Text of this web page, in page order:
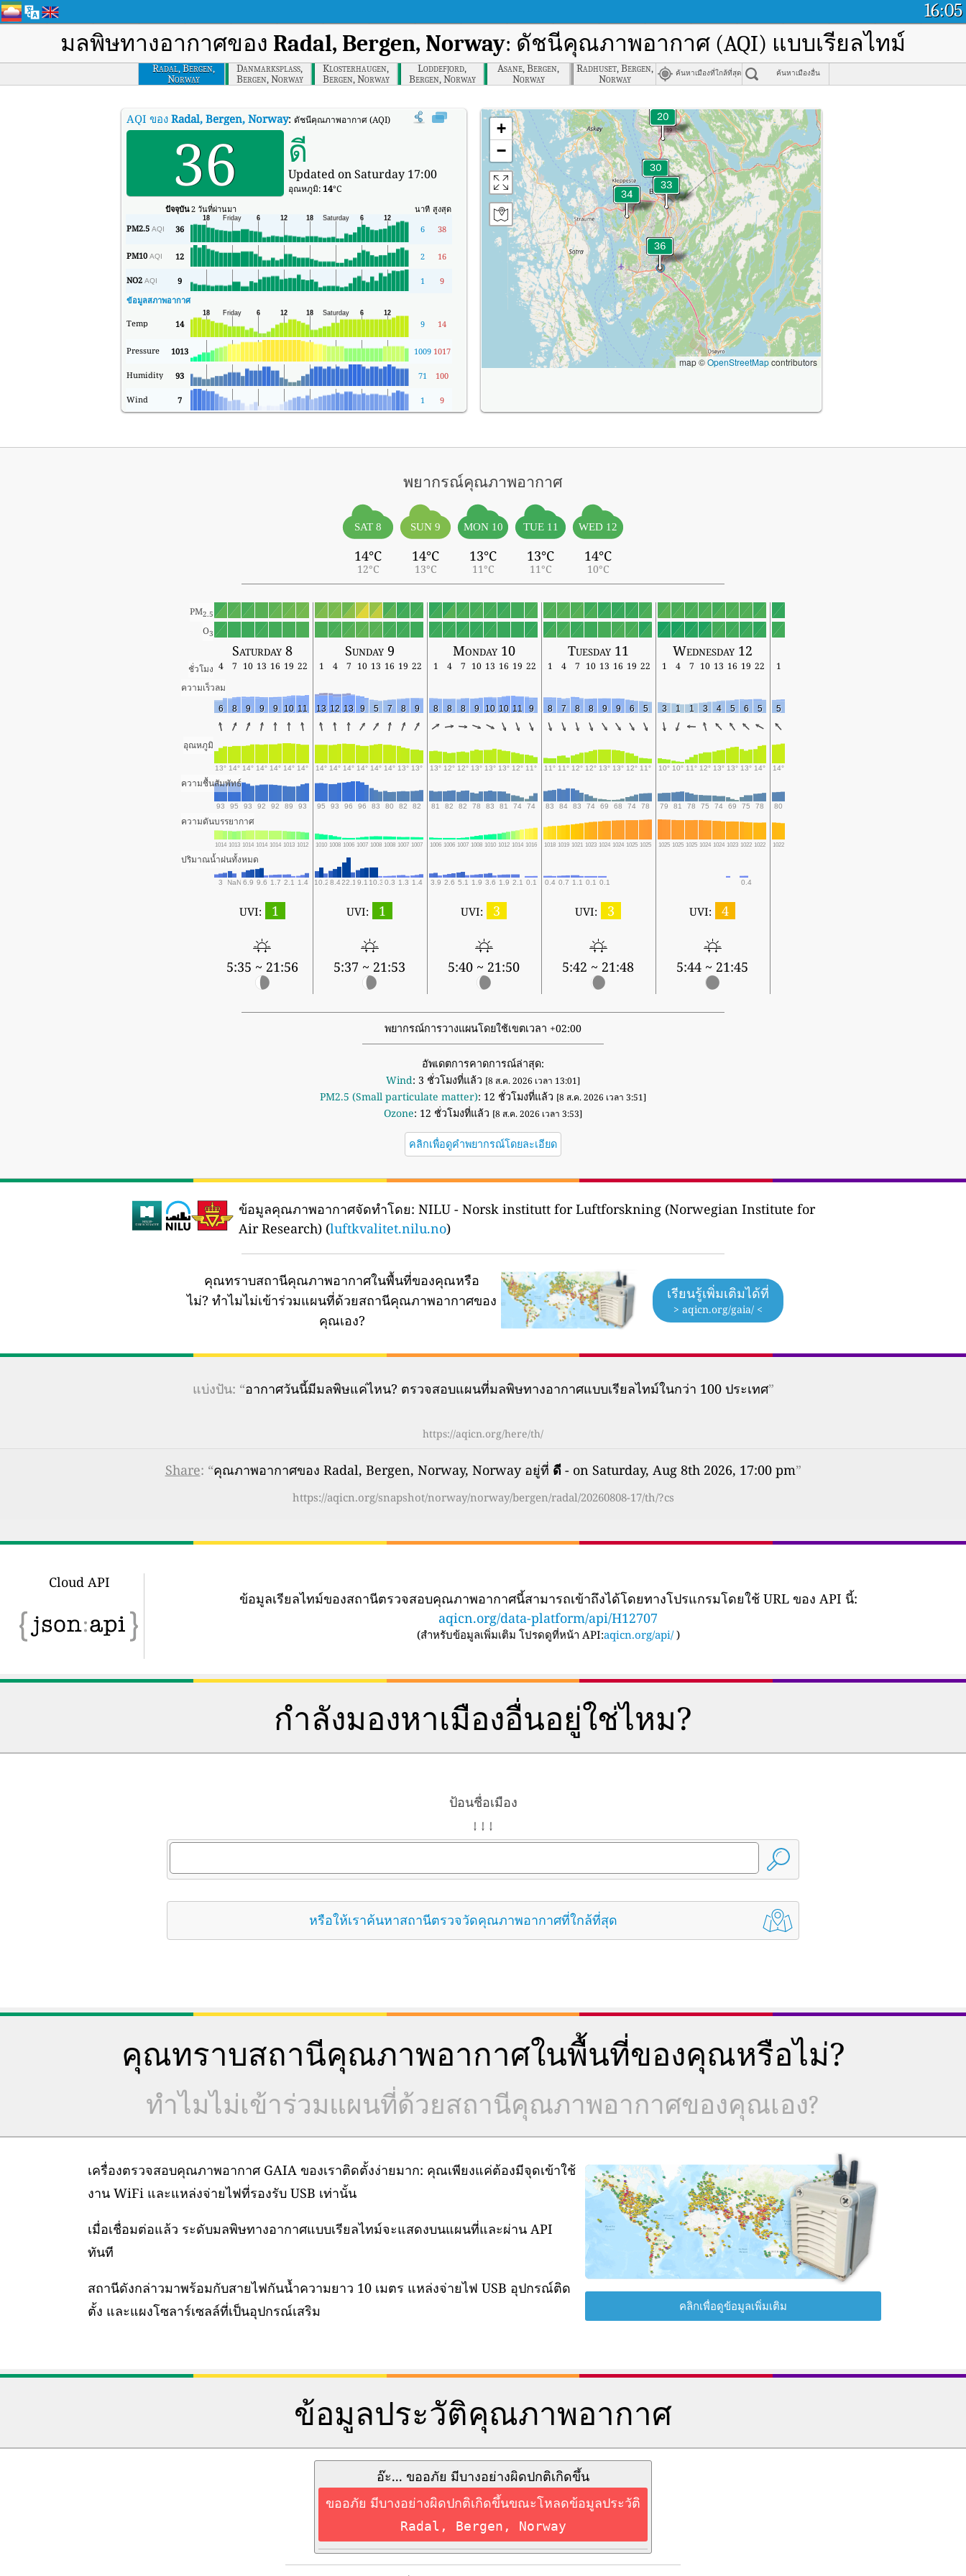
16:05
มลพิษทางอากาศของ Radal, Bergen, Norway: ดัชนีคุณภาพอากาศ (AQI) แบบเรียลไทม์
Radal, Bergen,
Norway
Danmarksplass,
Bergen, Norway
Klosterhaugen,
Bergen, Norway
Loddefjord,
Bergen, Norway
Asane, Bergen,
Norway
Radhuset, Bergen,
Norway
ค้นหาเมืองที่ใกล้ที่สุด ค้นหาเมืองอื่น
AQI ของ Radal, Bergen, Norway: ดัชนีคุณภาพอากาศ (AQI) แบบเรียลไทม์ของ Radal, Bergen, Norway
36 ดี
Updated on Saturday 17:00
อุณหภูมิ: 14°C
ปัจจุบัน2 วันที่ผ่านมา นาที สูงสุด
PM2.5 AQI 36 6 38
PM10 AQI 12 2 16
NO2 AQI 9 1
9
ข้อมูลสภาพอากาศ
Temp 14 9 14
Pressure 1013 1009 1017
Humidity 93 71 100
Wind 7 1 9
+
−
map ©OpenStreetMapcontributors
พยากรณ์คุณภาพอากาศ
SAT 8
14°C
12°C
SUN 9
14°C
13°C
MON 10
13°C
11°C
TUE 11
13°C
11°C
WED 12
14°C
10°C
PM2.5
O3
Saturday 8 Sunday 9 Monday 10 Tuesday 11 Wednesday 12
ชั่วโมง 4 7 10 13 16 19 22 1 4 7 10 13 16 19 22 1 4 7 10 13 16 19 22 1 4 7 10 13 16 19 22 1 4 7 10 13 16 19 22
1
ความเร็วลม
6 8 9 9 9 10 11 13 12 13 9 5 7 8 9 8 8 8 9 10 10 11 9 8 7 8 8 9 9 6 5 3 1 1 3 4 5 6 5 5
อุณหภูมิ
13° 14° 14° 14° 14° 14° 14° 14° 14° 14° 14° 14° 14° 13° 13° 13° 12° 12° 13° 13° 13° 12° 11° 11° 11° 12° 12° 13° 13° 12° 11° 10° 10° 11° 12° 13° 13° 13° 14° 14°
ความชื้นสัมพัทธ์
93 95 93 92 92 89 93 95 93 96 96 83 80 82 82 81 82 82 78 83 81 74 74 83 84 83 74 69 68 74 78 79 81 78 75 74 69 75 78 80
ความดันบรรยากาศ
1014 1013 1014 1014 1014 1013 1012 1010 1008 1006 1007 1008 1008 1007 1007 1006 1006 1007 1008 1010 1012 1014 1016 1018 1019 1021 1023 1024 1024 1025 1025 1025 1025 1025 1024 1024 1023 1022 1022 1022
ปริมาณน้ำฝนทั้งหมด
3 NaN 6.9 9.6 1.7 2.1 1.4 10.2 8.4 22.1 9.1 10.3 0.3 1.3 1.4 3.9 2.6 5.1 1.9 3.6 1.9 2.1 0.1 0.4 0.7 1.1 0.1 0.1 0.4
UVI: 1
5:35 ~ 21:56
UVI: 1
5:37 ~ 21:53
UVI: 3
5:40 ~ 21:50
UVI: 3
5:42 ~ 21:48
UVI: 4
5:44 ~ 21:45
พยากรณ์การวางแผนโดยใช้เขตเวลา +02:00
อัพเดตการคาดการณ์ล่าสุด:
Wind: 3 ชั่วโมงที่แล้ว [8 ส.ค. 2026 เวลา 13:01]
PM2.5 (Small particulate matter): 12 ชั่วโมงที่แล้ว [8 ส.ค. 2026 เวลา 3:51]
Ozone: 12 ชั่วโมงที่แล้ว [8 ส.ค. 2026 เวลา 3:53]
คลิกเพื่อดูคำพยากรณ์โดยละเอียด
ข้อมูลคุณภาพอากาศจัดทำโดย: NILU - Norsk institutt for Luftforskning (Norwegian Institute for
Air Research) (luftkvalitet.nilu.no)
คุณทราบสถานีคุณภาพอากาศในพื้นที่ของคุณหรือ
ไม่? ทำไมไม่เข้าร่วมแผนที่ด้วยสถานีคุณภาพอากาศของ
คุณเอง?
เรียนรู้เพิ่มเติมได้ที่
> aqicn.org/gaia/ <
แบ่งปัน: “อากาศวันนี้มีมลพิษแค่ไหน? ตรวจสอบแผนที่มลพิษทางอากาศแบบเรียลไทม์ในกว่า 100 ประเทศ”
https://aqicn.org/here/th/
Share: “คุณภาพอากาศของ Radal, Bergen, Norway, Norway อยู่ที่ ดี- on Saturday, Aug 8th 2026, 17:00 pm”
https://aqicn.org/snapshot/norway/norway/bergen/radal/20260808-17/th/?cs
Cloud API
ข้อมูลเรียลไทม์ของสถานีตรวจสอบคุณภาพอากาศนี้สามารถเข้าถึงได้โดยทางโปรแกรมโดยใช้ URL ของ API นี้:
aqicn.org/data-platform/api/H12707
(สำหรับข้อมูลเพิ่มเติม โปรดดูที่หน้า API:aqicn.org/api/ )
กำลังมองหาเมืองอื่นอยู่ใช่ไหม?
ป้อนชื่อเมือง
↓ ↓ ↓
หรือให้เราค้นหาสถานีตรวจวัดคุณภาพอากาศที่ใกล้ที่สุด
คุณทราบสถานีคุณภาพอากาศในพื้นที่ของคุณหรือไม่?
ทำไมไม่เข้าร่วมแผนที่ด้วยสถานีคุณภาพอากาศของคุณเอง?
เครื่องตรวจสอบคุณภาพอากาศ GAIA ของเราติดตั้งง่ายมาก: คุณเพียงแค่ต้องมีจุดเข้าใช้
งาน WiFi และแหล่งจ่ายไฟที่รองรับ USB เท่านั้น
เมื่อเชื่อมต่อแล้ว ระดับมลพิษทางอากาศแบบเรียลไทม์จะแสดงบนแผนที่และผ่าน API
ทันที
สถานีดังกล่าวมาพร้อมกับสายไฟกันน้ำความยาว 10 เมตร แหล่งจ่ายไฟ USB อุปกรณ์ติด
ตั้ง และแผงโซลาร์เซลล์ที่เป็นอุปกรณ์เสริม
คลิกเพื่อดูข้อมูลเพิ่มเติม
ข้อมูลประวัติคุณภาพอากาศ
อ๊ะ... ขออภัย มีบางอย่างผิดปกติเกิดขึ้น
ขออภัย มีบางอย่างผิดปกติเกิดขึ้นขณะโหลดข้อมูลประวัติ
Radal, Bergen, Norway